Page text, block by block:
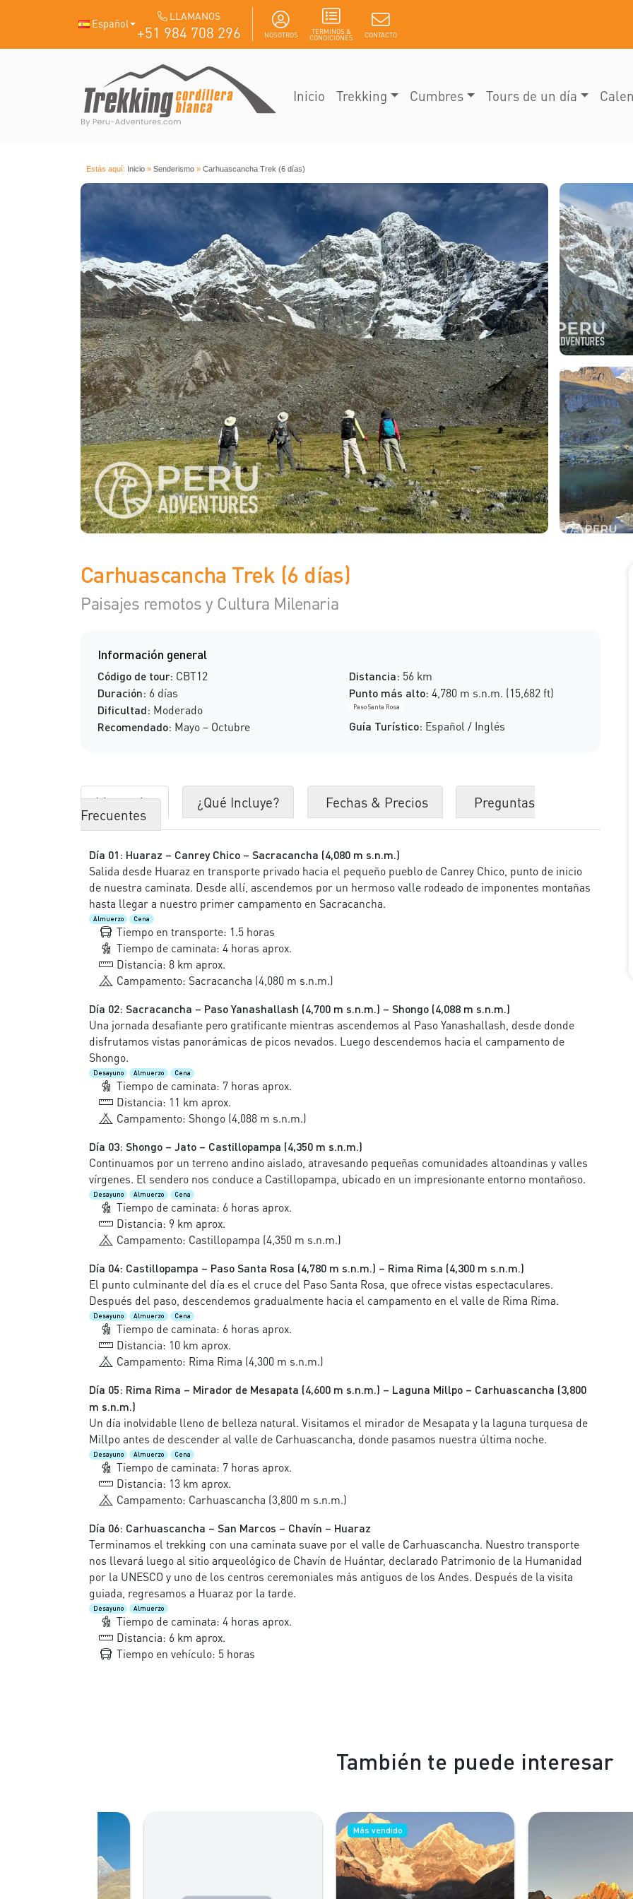
Español
LLAMANOS
+51 984 708 296 NOSOTROS TERMINOS &
CONDICIONES CONTACTO
Inicio Trekking Cumbres Tours de un día
Estás aquí: Inicio » Senderismo » Carhuascancha Trek (6 días)
Carhuascancha Trek (6 días)
Paisajes remotos y Cultura Milenaria
Información general
Código de tour: CBT12
Duración: 6 días
Dificultad: Moderado
Recomendado: Mayo – Octubre
Distancia: 56 km
Punto más alto: 4,780 m s.n.m. (15,682 ft)
Paso Santa Rosa
Guía Turístico: Español / Inglés
Itinerario ¿Qué Incluye? Fechas & Precios Preguntas
Frecuentes
Día 01: Huaraz – Canrey Chico – Sacracancha (4,080 m s.n.m.)
Salida desde Huaraz en transporte privado hacia el pequeño pueblo de Canrey Chico, punto de inicio
de nuestra caminata. Desde allí, ascendemos por un hermoso valle rodeado de imponentes montañas
hasta llegar a nuestro primer campamento en Sacracancha.
Almuerzo Cena
Tiempo en transporte: 1.5 horas
Tiempo de caminata: 4 horas aprox.
Distancia: 8 km aprox.
Campamento: Sacracancha (4,080 m s.n.m.)
Día 02: Sacracancha – Paso Yanashallash (4,700 m s.n.m.) – Shongo (4,088 m s.n.m.)
Una jornada desafiante pero gratificante mientras ascendemos al Paso Yanashallash, desde donde
disfrutamos vistas panorámicas de picos nevados. Luego descendemos hacia el campamento de
Shongo.
Desayuno Almuerzo Cena
Tiempo de caminata: 7 horas aprox.
Distancia: 11 km aprox.
Campamento: Shongo (4,088 m s.n.m.)
Día 03: Shongo – Jato – Castillopampa (4,350 m s.n.m.)
Continuamos por un terreno andino aislado, atravesando pequeñas comunidades altoandinas y valles
vírgenes. El sendero nos conduce a Castillopampa, ubicado en un impresionante entorno montañoso.
Desayuno Almuerzo Cena
Tiempo de caminata: 6 horas aprox.
Distancia: 9 km aprox.
Campamento: Castillopampa (4,350 m s.n.m.)
Día 04: Castillopampa – Paso Santa Rosa (4,780 m s.n.m.) – Rima Rima (4,300 m s.n.m.)
El punto culminante del día es el cruce del Paso Santa Rosa, que ofrece vistas espectaculares.
Después del paso, descendemos gradualmente hacia el campamento en el valle de Rima Rima.
Desayuno Almuerzo Cena
Tiempo de caminata: 6 horas aprox.
Distancia: 10 km aprox.
Campamento: Rima Rima (4,300 m s.n.m.)
Día 05: Rima Rima – Mirador de Mesapata (4,600 m s.n.m.) – Laguna Millpo – Carhuascancha (3,800
m s.n.m.)
Un día inolvidable lleno de belleza natural. Visitamos el mirador de Mesapata y la laguna turquesa de
Millpo antes de descender al valle de Carhuascancha, donde pasamos nuestra última noche.
Desayuno Almuerzo Cena
Tiempo de caminata: 7 horas aprox.
Distancia: 13 km aprox.
Campamento: Carhuascancha (3,800 m s.n.m.)
Día 06: Carhuascancha – San Marcos – Chavín – Huaraz
Terminamos el trekking con una caminata suave por el valle de Carhuascancha. Nuestro transporte
nos llevará luego al sitio arqueológico de Chavín de Huántar, declarado Patrimonio de la Humanidad
por la UNESCO y uno de los centros ceremoniales más antiguos de los Andes. Después de la visita
guiada, regresamos a Huaraz por la tarde.
Desayuno Almuerzo
Tiempo de caminata: 4 horas aprox.
Distancia: 6 km aprox.
Tiempo en vehículo: 5 horas
También te puede interesar
Más vendido